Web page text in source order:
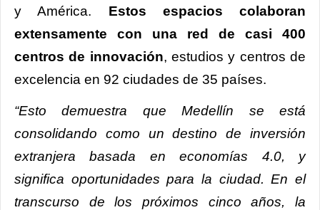
y América. Estos espacios colaboran
extensamente con una red de casi 400
centros de innovación, estudios y centros de
excelencia en 92 ciudades de 35 países.
“Esto demuestra que Medellín se está
consolidando como un destino de inversión
extranjera basada en economías 4.0, y
significa oportunidades para la ciudad. En el
transcurso de los próximos cinco años, la